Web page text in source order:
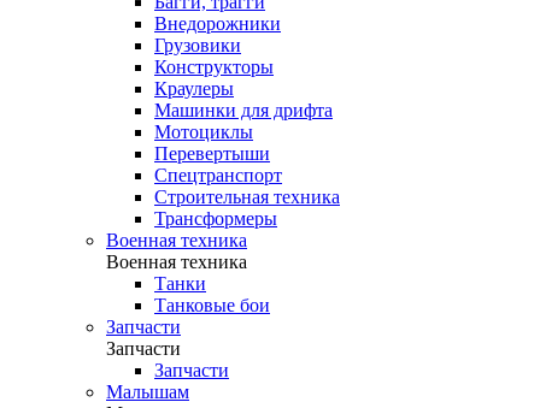
Внедорожники
Грузовики
Конструкторы
Краулеры
Машинки для дрифта
Мотоциклы
Перевертыши
Спецтранспорт
Строительная техника
Трансформеры
Военная техника
Военная техника
Танки
Танковые бои
Запчасти
Запчасти
Запчасти
Малышам